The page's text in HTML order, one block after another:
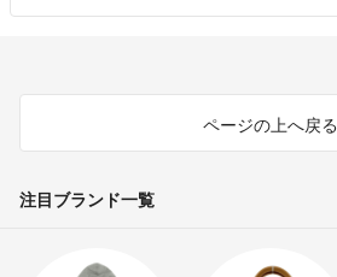
ページの上へ戻る
注目ブランド一覧